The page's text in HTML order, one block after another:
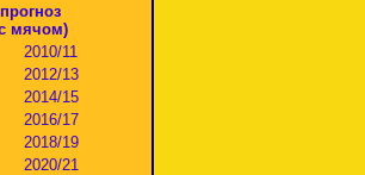
мячом)
2010/11
2012/13
2014/15
2016/17
2018/19
2020/21